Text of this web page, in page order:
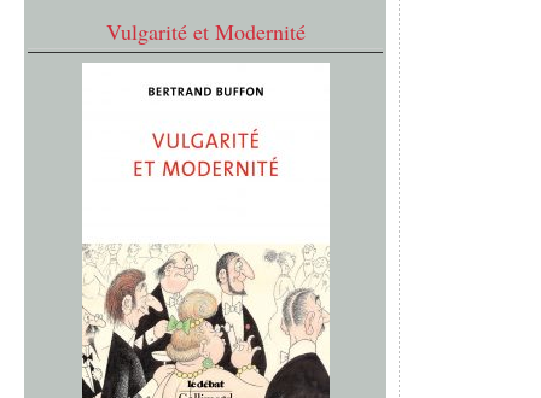
Vulgarité et Modernité